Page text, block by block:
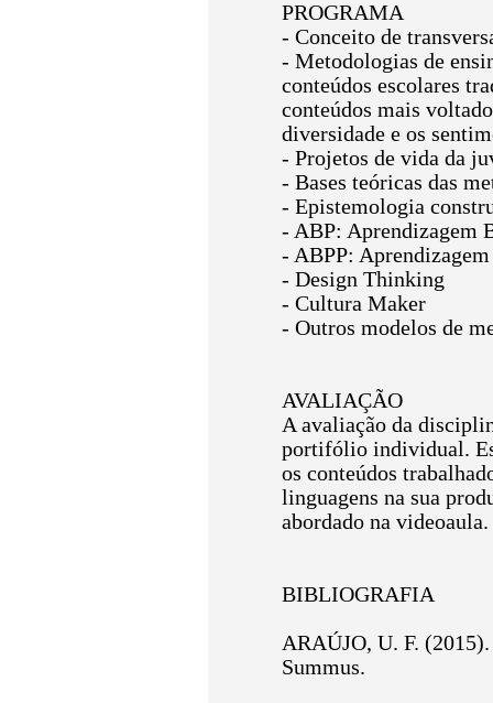
PROGRAMA
- Conceito de
- Metodologias de
conteúdos escolares
conteúdos mais
diversidade e os
- Projetos de vida da
- Bases teóricas das
- Epistemologia
- ABP: Aprendizagem
- ABPP:
- Design Thinking
- Cultura Maker
- Outros modelos de
AVALIAÇÃO
A avaliação da
portifólio individual.
os conteúdos
linguagens na sua
abordado na videoaula.
BIBLIOGRAFIA
ARAÚJO, U. F.
Summus.